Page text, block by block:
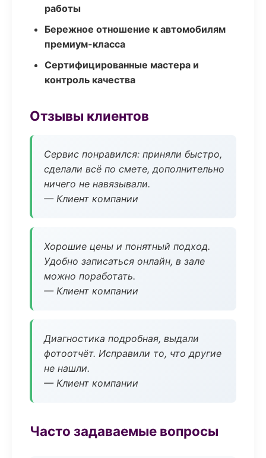
работы
Бережное отношение к автомобилям
премиум-класса
Сертифицированные мастера и
контроль качества
Отзывы клиентов
Сервис понравился: приняли быстро,
сделали всё по смете, дополнительно
ничего не навязывали.
— Клиент компании
Хорошие цены и понятный подход.
Удобно записаться онлайн, в зале
можно поработать.
— Клиент компании
Диагностика подробная, выдали
фотоотчёт. Исправили то, что другие
не нашли.
— Клиент компании
Часто задаваемые вопросы